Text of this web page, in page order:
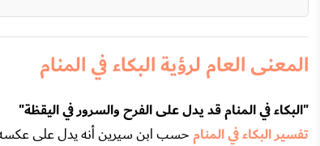
المعنى العام لرؤية البكاء في المنام
"البكاء في المنام قد يدل على الفرح والسرور في اليقظة"
تفسير البكاء في المنامحسب ابن سيرين أنه يدل على عكسه